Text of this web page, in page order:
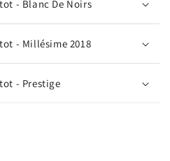
- Blanc De Noirs
- Millésime 2018
- Prestige